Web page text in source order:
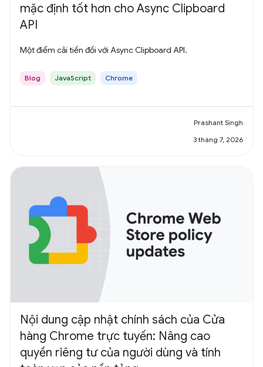
mặc định tốt hơn cho Async Clipboard
API
Một điểm cải tiến đối với Async Clipboard API.
Blog JavaScript Chrome
Prashant Singh
3 tháng 7, 2026
Nội dung cập nhật chính sách của Cửa
hàng Chrome trực tuyến: Nâng cao
quyền riêng tư của người dùng và tính